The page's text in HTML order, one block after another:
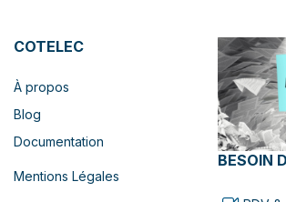
COTELEC
À propos
Blog
Documentation
Mentions Légales
BESOIN